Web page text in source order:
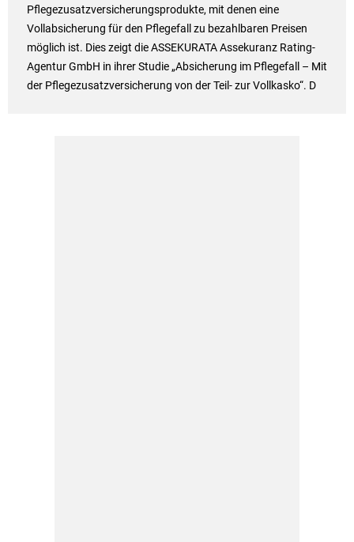
Pflegezusatzversicherungsprodukte, mit denen eine
Vollabsicherung für den Pflegefall zu bezahlbaren Preisen
möglich ist. Dies zeigt die ASSEKURATA Assekuranz Rating-
Agentur GmbH in ihrer Studie „Absicherung im Pflegefall – Mit
der Pflegezusatzversicherung von der Teil- zur Vollkasko“. D